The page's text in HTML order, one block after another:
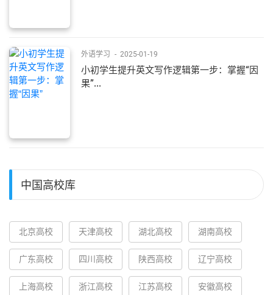
外语学习 - 2025-01-19
小初学生提升英文写作逻辑第一步：掌握“因
果”...
中国高校库
北京高校 天津高校 湖北高校 湖南高校
广东高校 四川高校 陕西高校 辽宁高校
上海高校 浙江高校 江苏高校 安徽高校